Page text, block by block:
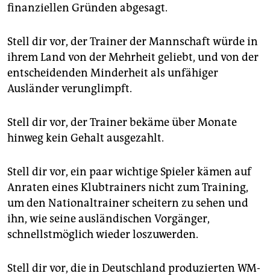
finanziellen Gründen abgesagt.
Stell dir vor, der Trainer der Mannschaft würde in
ihrem Land von der Mehrheit geliebt, und von der
entscheidenden Minderheit als unfähiger
Ausländer verunglimpft.
Stell dir vor, der Trainer bekäme über Monate
hinweg kein Gehalt ausgezahlt.
Stell dir vor, ein paar wichtige Spieler kämen auf
Anraten eines Klubtrainers nicht zum Training,
um den Nationaltrainer scheitern zu sehen und
ihn, wie seine ausländischen Vorgänger,
schnellstmöglich wieder loszuwerden.
Stell dir vor, die in Deutschland produzierten WM-